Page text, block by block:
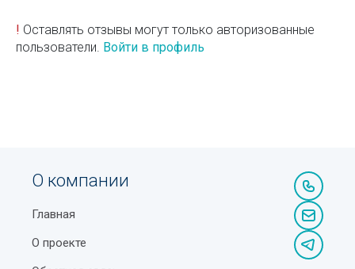
! Оставлять отзывы могут только авторизованные
пользователи. Войти в профиль
О компании
Главная
О проекте